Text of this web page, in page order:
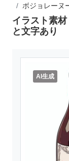
ボジョレーヌ
イラスト素
と文字あり
AI生成